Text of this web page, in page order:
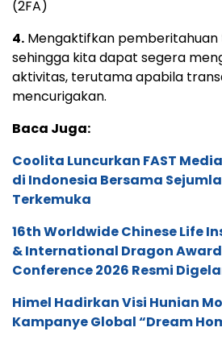
(2FA)
4. Mengaktifkan
sehingga kita dapat segera
aktivitas, terutama apabila
mencurigakan.
Baca Juga:
Coolita Luncurkan FAST
di Indonesia Bersama
Terkemuka
16th Worldwide Chinese Life
& International Dragon
Conference 2026 Resmi
Himel Hadirkan Visi Hunian
Kampanye Global “Dream